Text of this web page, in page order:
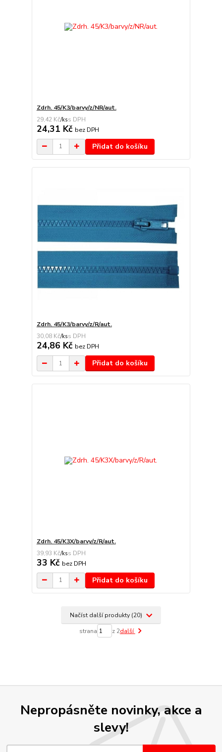
Zdrh. 45/K3/barvy/z/NR/aut.
29,42 Kč/ks
24,31 Kč bez DPH
Přidat do košíku
Zdrh. 45/K3/barvy/z/R/aut.
30,08 Kč/ks
24,86 Kč bez DPH
Přidat do košíku
Zdrh. 45/K3X/barvy/z/R/aut.
39,93 Kč/ks
33 Kč bez DPH
Přidat do košíku
Načíst další produkty (20)
strana z 2další
Nepropásněte novinky, akce a
slevy!